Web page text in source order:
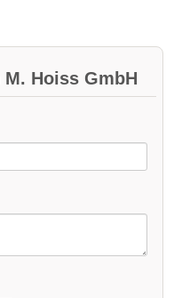
M. Hoiss GmbH